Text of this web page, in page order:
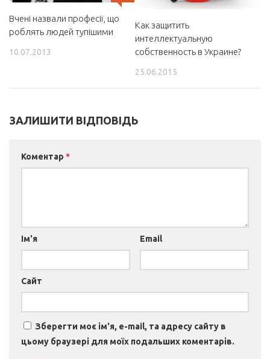
Вчені назвали професії, що
роблять людей тупішими
10.07.2013
Как защитить
интеллектуальную
собственность в Украине?
25.06.2015
ЗАЛИШИТИ ВІДПОВІДЬ
Коментар *
Ім'я Email
Сайт
Зберегти моє ім'я, e-mail, та адресу сайту в
цьому браузері для моїх подальших коментарів.